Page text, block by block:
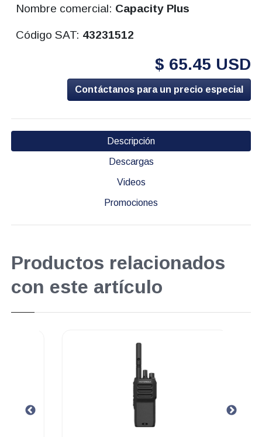
Nombre comercial: Capacity Plus
Código SAT: 43231512
$ 65.45 USD
Contáctanos para un precio especial
Descripción
Descargas
Videos
Promociones
Productos relacionados
con este artículo